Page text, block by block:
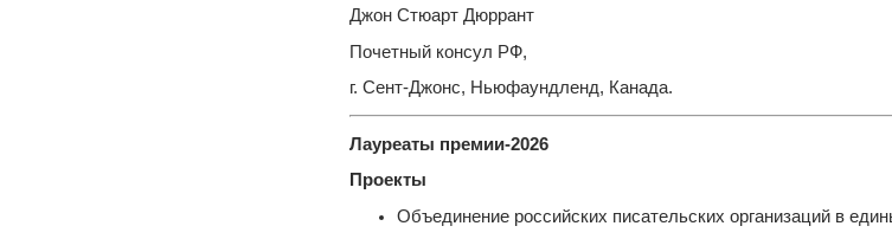
Джон Стюарт Дюррант
Почетный консул РФ,
г. Сент-Джонс, Ньюфаундленд, Канада.
Лауреаты премии-2026
Проекты
Объединение российских писательских организаций в